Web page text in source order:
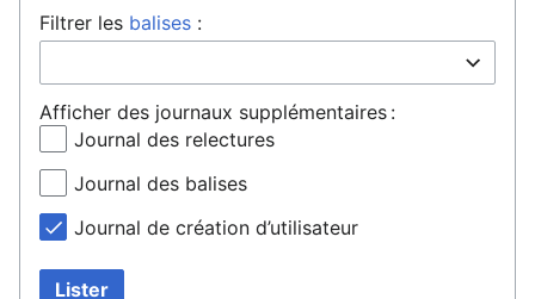
Filtrer les balises :
Afficher des journaux supplémentaires :
Journal des relectures
Journal des balises
Journal de création d’utilisateur
Lister